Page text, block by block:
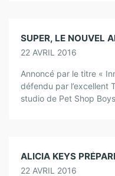
SUPER, LE NOUVEL
22 AVRIL 2016
Annoncé par le titre «
défendu par l’excellent
studio de Pet Shop
ALICIA KEYS
22 AVRIL 2016